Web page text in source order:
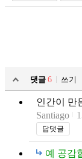
댓글 6
쓰기
인간이 만
Santiago
답댓글
예 공감